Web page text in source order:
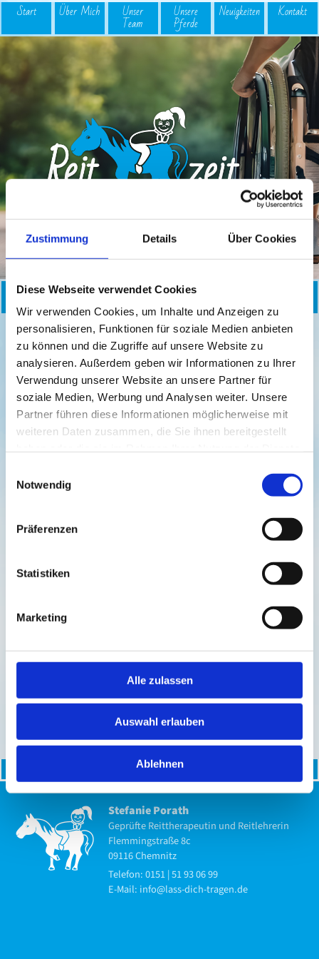
Zustimmung Details Über Cookies
Diese Webseite verwendet Cookies
Wir verwenden Cookies, um Inhalte und Anzeigen zu
personalisieren, Funktionen für soziale Medien anbieten
zu können und die Zugriffe auf unsere Website zu
analysieren. Außerdem geben wir Informationen zu Ihrer
Verwendung unserer Website an unsere Partner für
soziale Medien, Werbung und Analysen weiter. Unsere
Partner führen diese Informationen möglicherweise mit
weiteren Daten zusammen, die Sie ihnen bereitgestellt
Notwendig
Präferenzen
Statistiken
Marketing
Alle zulassen
Auswahl erlauben
Ablehnen
Start Über Mich Unser
Team
Unsere
Pferde
Neuigkeiten Kontakt
logo
Reit­therapie Bambinireitgruppe Reiterferien
unterricht
Gelungene Osterferien
Wir begrüßten in den Osterferien täglich bis zu 12
Ferienkinder, mit denen wir wieder eine tolle Zeit verbringen
konnten. Vom Füttern und Rausbringen der Ponys und
Pferde, über den Stalldienst, das ausgiebige Putzen und
natürlich auch das Reiten, kam diesmal auch die Theorie
zufriedenen und glücklichen Teilnehmern.
Impressum
Stefanie Porath
Geprüfte Reittherapeutin und Reitlehrerin
Flemmingstraße 8c
09116 Chemnitz
Telefon: 0151 | 51 93 06 99
E-Mail: info@lass-dich-tragen.de